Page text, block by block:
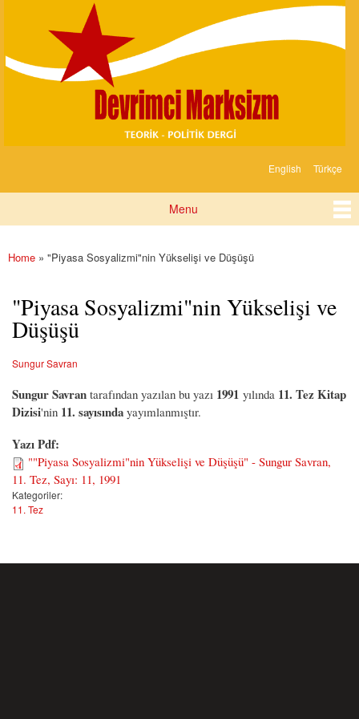
content
Marksizm
English Türkçe
Menu
You are here
Home » "Piyasa Sosyalizmi"nin Yükselişi ve Düşüşü
"Piyasa Sosyalizmi"nin Yükselişi ve
Düşüşü
Sungur Savran
Sungur Savran tarafından yazılan bu yazı 1991 yılında 11. Tez Kitap
Dizisi'nin 11. sayısında yayımlanmıştır.
Yazı Pdf:
""Piyasa Sosyalizmi"nin Yükselişi ve Düşüşü" - Sungur Savran,
11. Tez, Sayı: 11, 1991
Kategoriler:
11. Tez